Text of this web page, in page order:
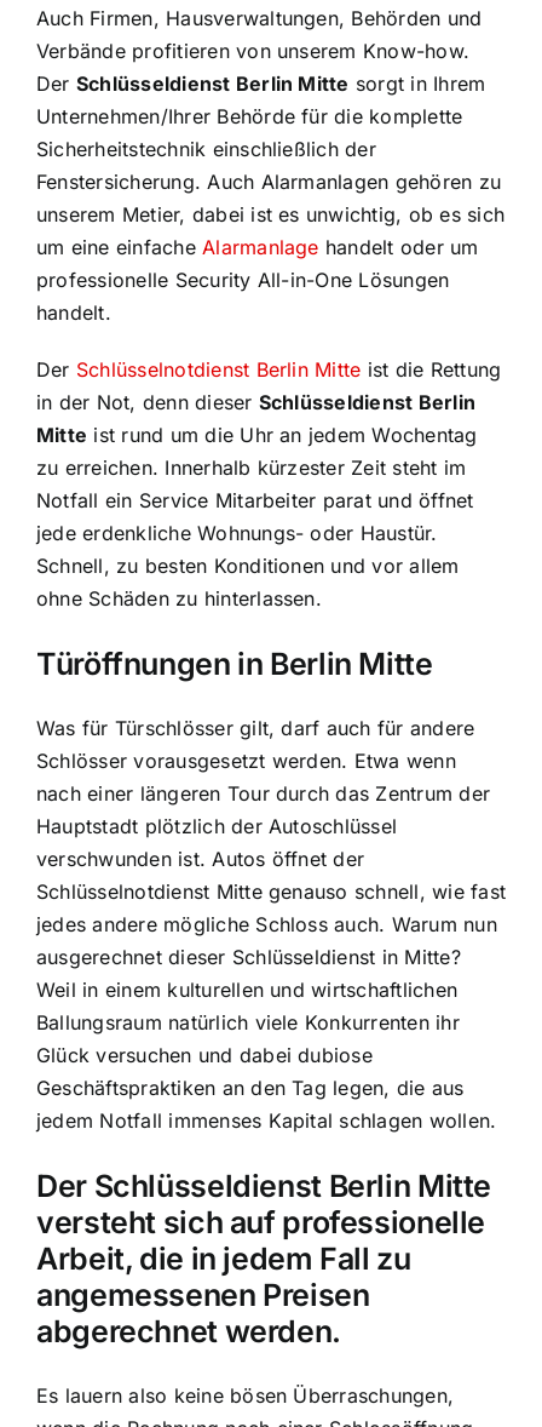
Auch Firmen, Hausverwaltungen, Behörden und
Verbände profitieren von unserem Know-how.
Der Schlüsseldienst Berlin Mitte sorgt in Ihrem
Unternehmen/Ihrer Behörde für die komplette
Sicherheitstechnik einschließlich der
Fenstersicherung. Auch Alarmanlagen gehören zu
unserem Metier, dabei ist es unwichtig, ob es sich
um eine einfacheAlarmanlage handelt oder um
professionelle Security All-in-One Lösungen
handelt.
Der Schlüsselnotdienst Berlin Mitte ist die Rettung
in der Not, denn dieser Schlüsseldienst Berlin
Mitte ist rund um die Uhr an jedem Wochentag
zu erreichen. Innerhalb kürzester Zeit steht im
Notfall ein Service Mitarbeiter parat und öffnet
jede erdenkliche Wohnungs- oder Haustür.
Schnell, zu besten Konditionen und vor allem
ohne Schäden zu hinterlassen.
Türöffnungen in Berlin Mitte
Was für Türschlösser gilt, darf auch für andere
Schlösser vorausgesetzt werden. Etwa wenn
nach einer längeren Tour durch das Zentrum der
Hauptstadt plötzlich der Autoschlüssel
verschwunden ist. Autos öffnet der
Schlüsselnotdienst Mitte genauso schnell, wie fast
jedes andere mögliche Schloss auch. Warum nun
ausgerechnet dieser Schlüsseldienst in Mitte?
Weil in einem kulturellen und wirtschaftlichen
Ballungsraum natürlich viele Konkurrenten ihr
Glück versuchen und dabei dubiose
Geschäftspraktiken an den Tag legen, die aus
jedem Notfall immenses Kapital schlagen wollen.
Der Schlüsseldienst Berlin Mitte
versteht sich auf professionelle
Arbeit, die in jedem Fall zu
angemessenen Preisen
abgerechnet werden.
Es lauern also keine bösen Überraschungen,